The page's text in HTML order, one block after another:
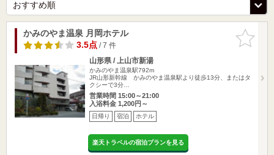
お気に入
りに追加
かみのやま温泉 月岡ホテル
3.5点/ 7 件
山形県 / 上山市新湯
かみのやま温泉駅792m
JR山形新幹線 かみのやま温泉駅より徒歩13分、またはタ
クシーで3分…
営業時間 15:00～21:00
入浴料金 1,200円～
日帰り 宿泊 ホテル
楽天トラベルの宿泊プランを見る